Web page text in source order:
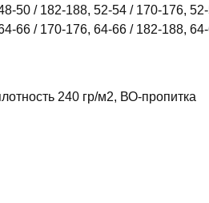
50 / 182-188, 52-54 / 170-176,
66 / 170-176, 64-66 / 182-188,
240 гр/м2, ВО-пропитка